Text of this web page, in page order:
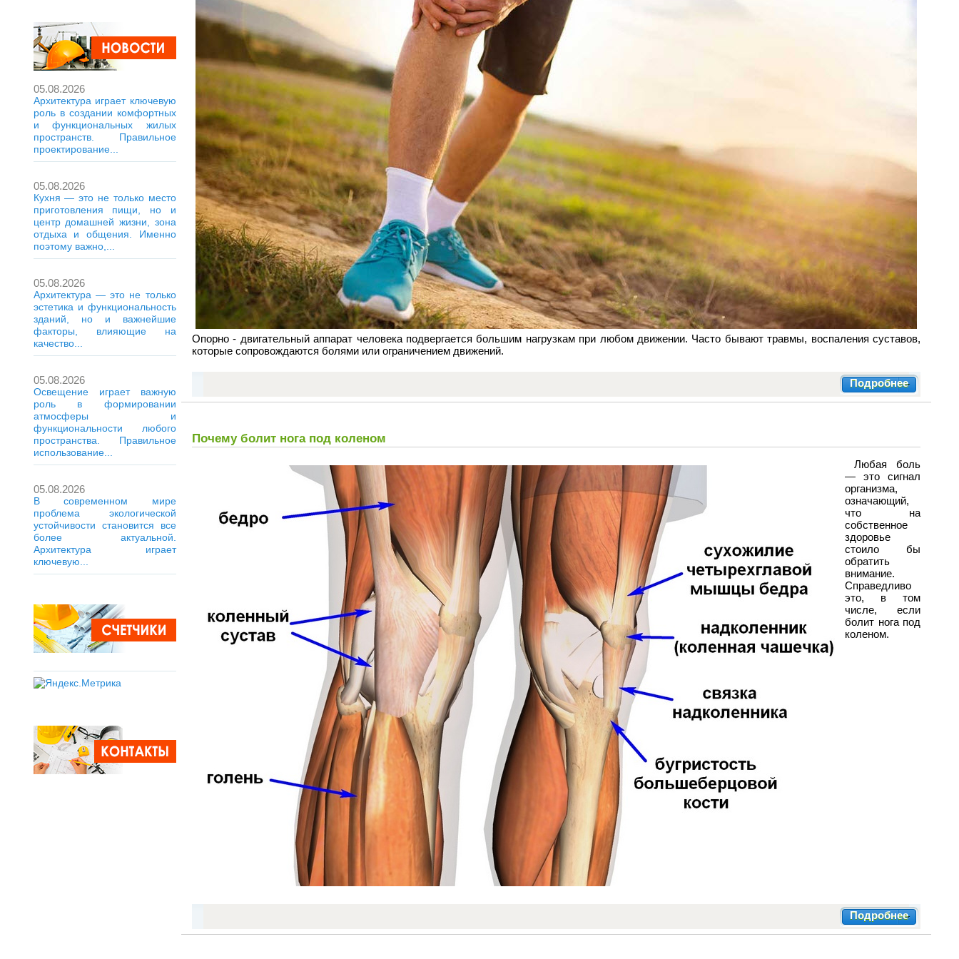
05.08.2026
Архитектура играет ключевую
роль в создании комфортных
и функциональных жилых
пространств. Правильное
проектирование...
05.08.2026
Кухня — это не только место
приготовления пищи, но и
центр домашней жизни, зона
отдыха и общения. Именно
поэтому важно,...
05.08.2026
Архитектура — это не только
эстетика и функциональность
зданий, но и важнейшие
факторы, влияющие на
качество...
05.08.2026
Освещение играет важную
роль в формировании
атмосферы и
функциональности любого
пространства. Правильное
использование...
05.08.2026
В современном мире
проблема экологической
устойчивости становится все
более актуальной.
Архитектура играет
ключевую...
Опорно - двигательный аппарат человека подвергается большим нагрузкам при любом движении. Часто бывают травмы, воспаления суставов,
которые сопровождаются болями или ограничением движений.
Подробнее
Почему болит нога под коленом
Любая боль
— это сигнал
организма,
означающий,
что на
собственное
здоровье
стоило бы
обратить
внимание.
Справедливо
это, в том
числе, если
болит нога под
коленом.
Подробнее